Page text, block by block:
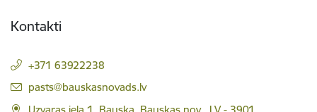
Kontakti
+371 63922238
E-pasts:
pasts@bauskasnovads.lv
Uzvaras iela 1, Bauska, Bauskas nov., LV - 3901